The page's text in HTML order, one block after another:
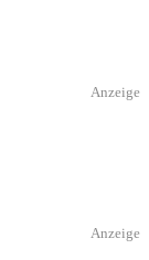
Anzeige
Anzeige